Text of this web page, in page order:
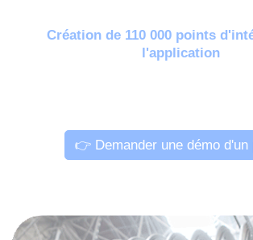
Création de 110 000 points
l'application
👉 Demander une démo d'un